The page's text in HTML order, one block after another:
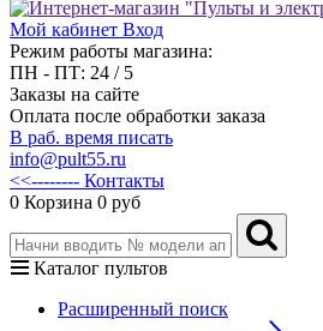
Мой кабинет Вход
Режим работы магазина:
ПН - ПТ: 24 / 5
Заказы на сайте
Оплата после обработки заказа
В раб. время писать
info@pult55.ru
<<-------- Контакты
0 Корзина 0 руб
Каталог пультов
Расширенный поиск